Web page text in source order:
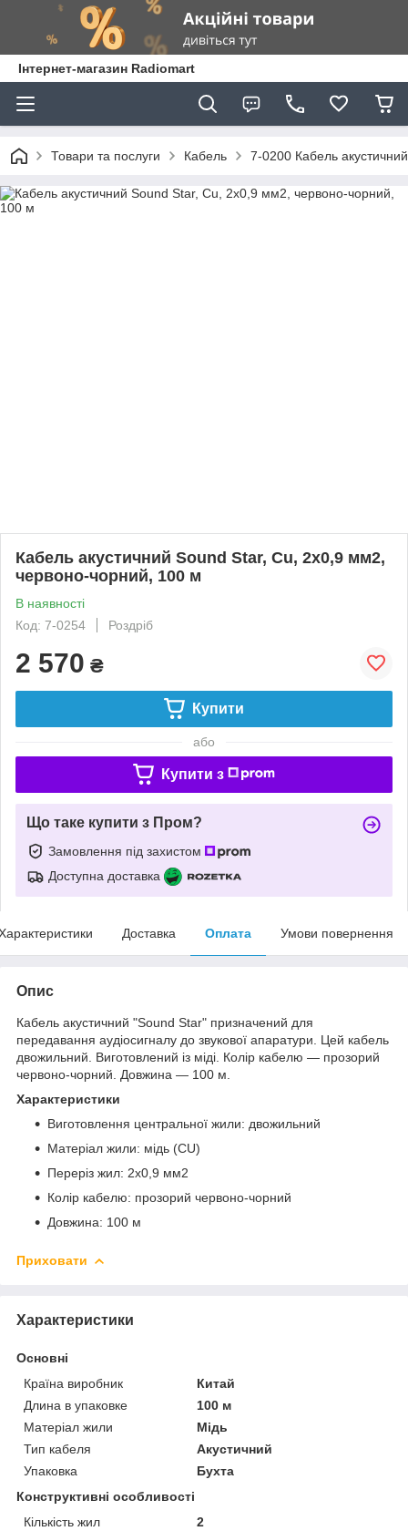
Інтернет-магазин Radiomart
Товари та послуги Кабель 7-0200 Кабель акустичний
Кабель акустичний Sound Star, Cu, 2х0,9 мм2,
червоно-чорний, 100 м
В наявності
Код: 7-0254
Роздріб
2 570 ₴
Купити
або
Купити з
Що таке купити з Пром?
Замовлення під захистом
Доступна доставка
Доставка Оплата Умови повернення
Опис
Кабель акустичний "Sound Star" призначений для
передавання аудіосигналу до звукової апаратури. Цей кабель
двожильний. Виготовлений із міді. Колір кабелю — прозорий
червоно-чорний. Довжина — 100 м.
Характеристики
Виготовлення центральної жили: двожильний
Матеріал жили: мідь (CU)
Переріз жил: 2х0,9 мм2
Колір кабелю: прозорий червоно-чорний
Довжина: 100 м
Приховати
Характеристики
Основні
Країна виробник
Китай
Длина в упаковке
100 м
Матеріал жили
Мідь
Тип кабеля
Акустичний
Упаковка
Бухта
Конструктивні особливості
Кількість жил
2